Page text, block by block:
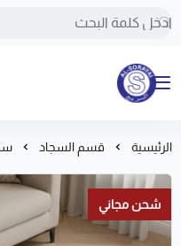
مفروشات السريع-
الرئيسية قسم السجاد
شحن مجاني